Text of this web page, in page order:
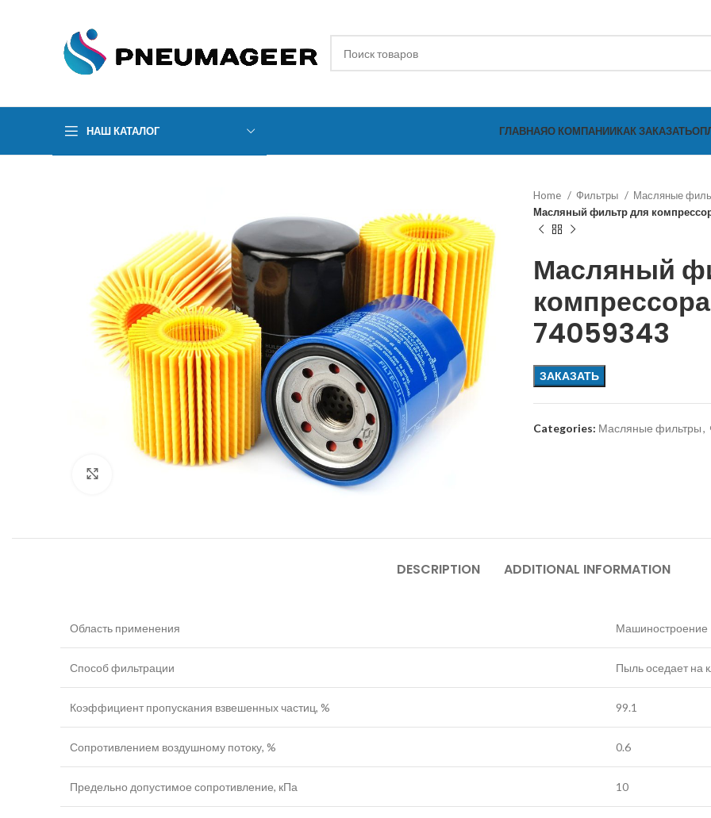
НАШ КАТАЛОГ ГЛАВНАЯО КОМПАНИИКАК ЗАКАЗАТЬ
Home Фильтры
Масляные
Масляный фильтр для
Масляный
74059343
ЗАКАЗАТЬ
Categories: Масляные фильтры,
DESCRIPTION ADDITIONAL INFORMATION
Область применения Машиностроение
Способ фильтрации Пыль оседает на
Коэффициент пропускания взвешенных частиц, % 99.1
Сопротивлением воздушному потоку, % 0.6
Предельно допустимое сопротивление, кПа 10